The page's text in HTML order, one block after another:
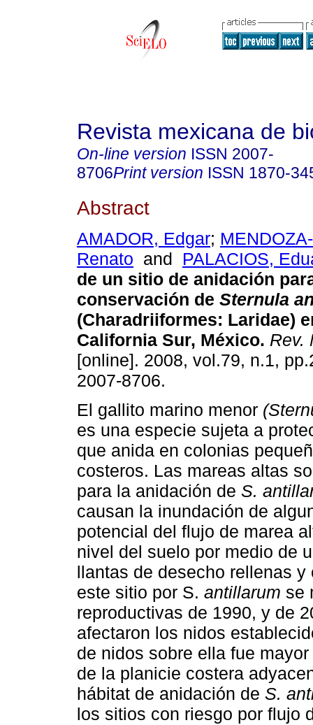
Revista mexicana de
On-line version ISSN 2007-
8706Print version ISSN 1870-
Abstract
AMADOR, Edgar;
Renato and PALACIOS,
de un sitio de anidación
conservación de Sternula
(Charadriiformes: Laridae)
California Sur, México. Rev.
[online]. 2008, vol.79, n.1,
2007-8706.
El gallito marino menor
es una especie sujeta a
que anida en colonias
costeros. Las mareas altas
para la anidación de S.
causan la inundación de
potencial del flujo de marea
nivel del suelo por medio de
llantas de desecho rellenas
este sitio por S. antillarum se
reproductivas de 1990, y de
afectaron los nidos
de nidos sobre ella fue
de la planicie costera
hábitat de anidación de S.
los sitios con riesgo por flujo